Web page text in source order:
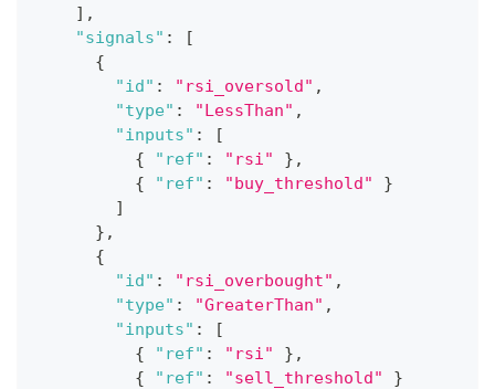
] ,
"signals" :
[
{
"id" : "rsi_oversold" ,
"type" : "LessThan" ,
"inputs" :
[
{
"ref" : "rsi" } ,
{
"ref" : "buy_threshold"
}
]
} ,
{
"id" : "rsi_overbought" ,
"type" : "GreaterThan" ,
"inputs" :
[
{
"ref" : "rsi" } ,
{
"ref" : "sell_threshold"
}